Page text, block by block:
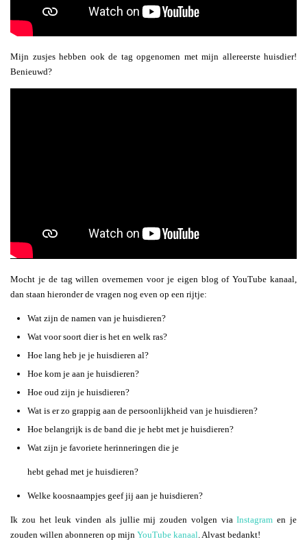
Mijn zusjes hebben ook de tag opgenomen met mijn allereerste huisdier!
Benieuwd?
Mocht je de tag willen overnemen voor je eigen blog of YouTube kanaal,
dan staan hieronder de vragen nog even op een rijtje:
Wat zijn de namen van je huisdieren?
Wat voor soort dier is het en welk ras?
Hoe lang heb je je huisdieren al?
Hoe kom je aan je huisdieren?
Hoe oud zijn je huisdieren?
Wat is er zo grappig aan de persoonlijkheid van je huisdieren?
Hoe belangrijk is de band die je hebt met je huisdieren?
Wat zijn je favoriete herinneringen die je
hebt gehad met je huisdieren?
Welke koosnaampjes geef jij aan je huisdieren?
Ik zou het leuk vinden als jullie mij zouden volgen viaInstagram en je
zouden willen abonneren op mijn YouTube kanaal. Alvast bedankt!